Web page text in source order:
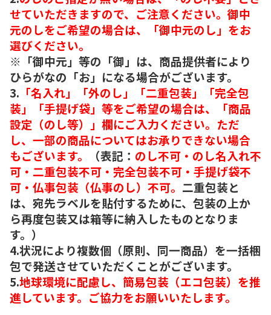
せていただきますので、ご注意ください。御中
元のしをご希望の場合は、「御中元のし」をお
選びください。
※「御中元」等の「御」は、商品提供者により
ひらがなの「お」になる場合がございます。
3. 「名入れ」「外のし」「二重包装」「完全包
装」「手提げ袋」等をご希望の場合は、「商品
設定（のし等）」欄にご入力ください。ただ
し、一部の商品についてはお承りできない場合
もございます。
（表記： のし不可・のし名入れ不
可・二重包装不可・完全包装不可・手提げ袋不
可・仏事包装（仏事のし）不可。 二重包装と
は、宛先ラベルを貼付するために、包装の上か
ら再度包装又は箱等に納入したものとなりま
す。）
4.状況により複数個（原則、同一商品）を一括梱
包で発送させていただくことがございます。
5.地球環境に配慮し、簡易包装（エコ包装）を推
進しています。ご協力をお願いいたします。